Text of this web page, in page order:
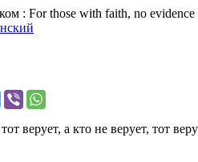
: For those with faith, no
верует, а кто не верует, тот